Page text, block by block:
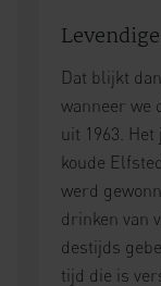
Dat blijkt
wanneer we
uit 1963.
koude
werd
drinken van
destijds
tijd die is